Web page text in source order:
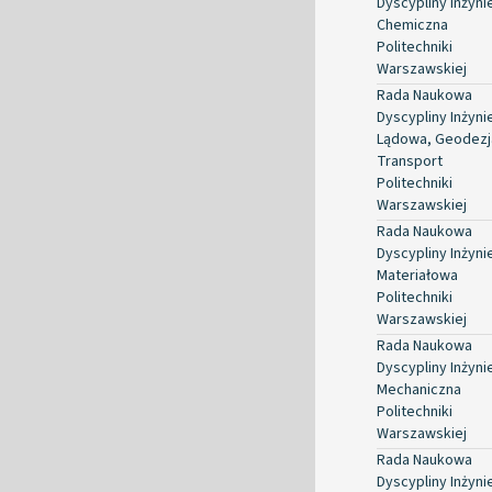
Chemiczna
Politechniki
Warszawskiej
Rada Naukowa
Dyscypliny
Lądowa,
Transport
Politechniki
Warszawskiej
Rada Naukowa
Dyscypliny
Materiałowa
Politechniki
Warszawskiej
Rada Naukowa
Dyscypliny
Mechaniczna
Politechniki
Warszawskiej
Rada Naukowa
Dyscypliny